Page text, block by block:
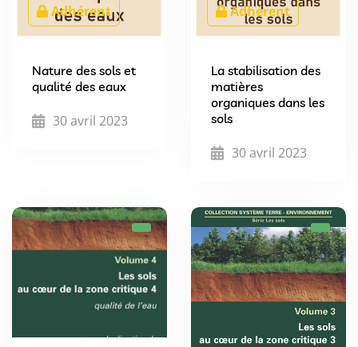
Adhérent
Nature des sols et
qualité des eaux
30 avril 2023
Adhérent
La stabilisation des
matières
organiques dans les
sols
30 avril 2023